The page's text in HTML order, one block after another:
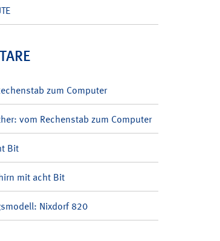
zum Computer
vom Rechenstab zum Computer
Bit
mit acht Bit
Nixdorf 820